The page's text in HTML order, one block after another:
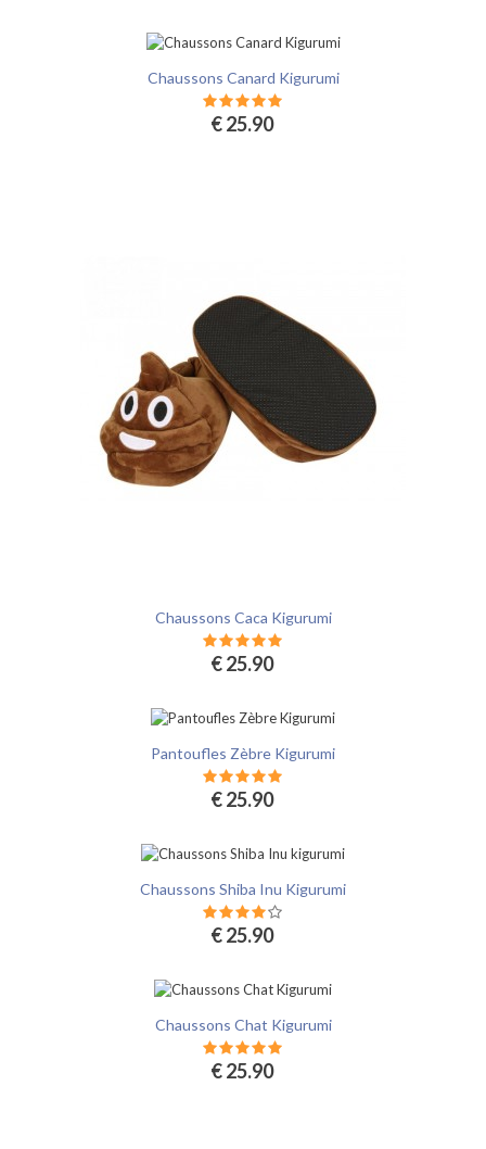
Chaussons Canard Kigurumi
€ 25.90
Chaussons Caca Kigurumi
€ 25.90
Pantoufles Zèbre Kigurumi
€ 25.90
Chaussons Shiba Inu Kigurumi
€ 25.90
Chaussons Chat Kigurumi
€ 25.90